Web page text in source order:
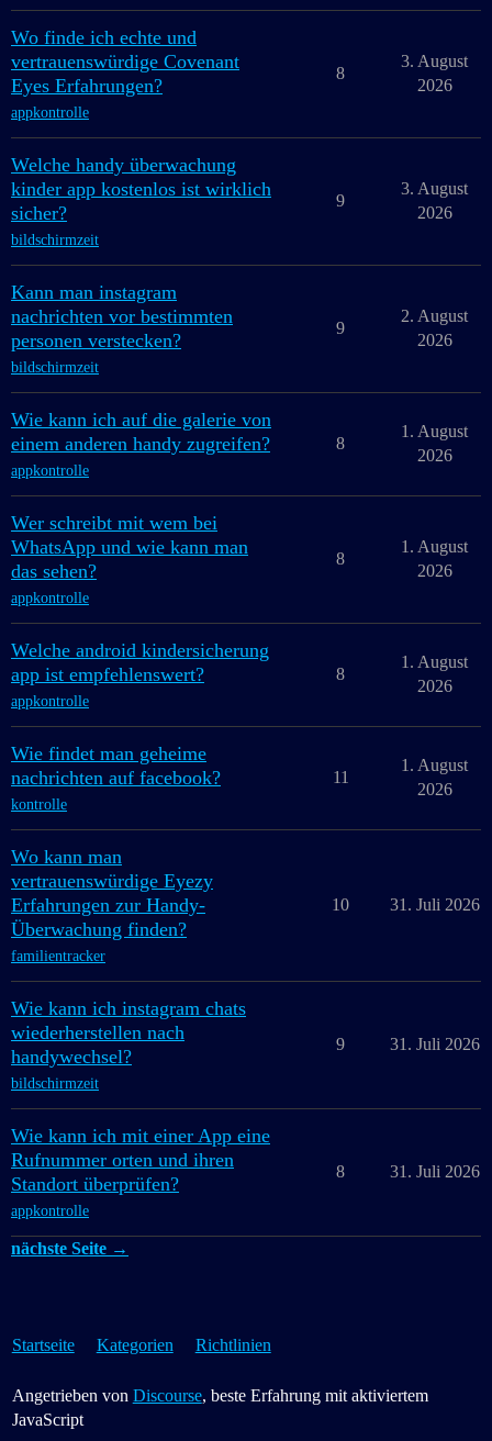
Wo finde ich echte und
vertrauenswürdige Covenant
Eyes Erfahrungen?
appkontrolle
8
3. August
2026
Welche handy überwachung
kinder app kostenlos ist wirklich
sicher?
bildschirmzeit
9
3. August
2026
Kann man instagram
nachrichten vor bestimmten
personen verstecken?
bildschirmzeit
9
2. August
2026
Wie kann ich auf die galerie von
einem anderen handy zugreifen?
appkontrolle
8
1. August
2026
Wer schreibt mit wem bei
WhatsApp und wie kann man
das sehen?
appkontrolle
8
1. August
2026
Welche android kindersicherung
app ist empfehlenswert?
appkontrolle
8
1. August
2026
Wie findet man geheime
nachrichten auf facebook?
kontrolle
11
1. August
2026
Wo kann man
vertrauenswürdige Eyezy
Erfahrungen zur Handy-
Überwachung finden?
familientracker
10 31. Juli 2026
Wie kann ich instagram chats
wiederherstellen nach
handywechsel?
bildschirmzeit
9 31. Juli 2026
Wie kann ich mit einer App eine
Rufnummer orten und ihren
Standort überprüfen?
appkontrolle
8 31. Juli 2026
nächste Seite →
Startseite Kategorien Richtlinien
Angetrieben von Discourse, beste Erfahrung mit aktiviertem
JavaScript